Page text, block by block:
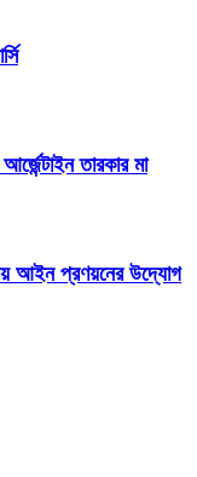
তারকার মা
আইন প্রণয়নের উদ্যোগ